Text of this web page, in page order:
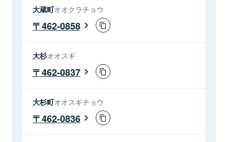
大蔵町オオクラチョウ
462-0858
大杉オオスギ
462-0837
大杉町オオスギチョウ
462-0836